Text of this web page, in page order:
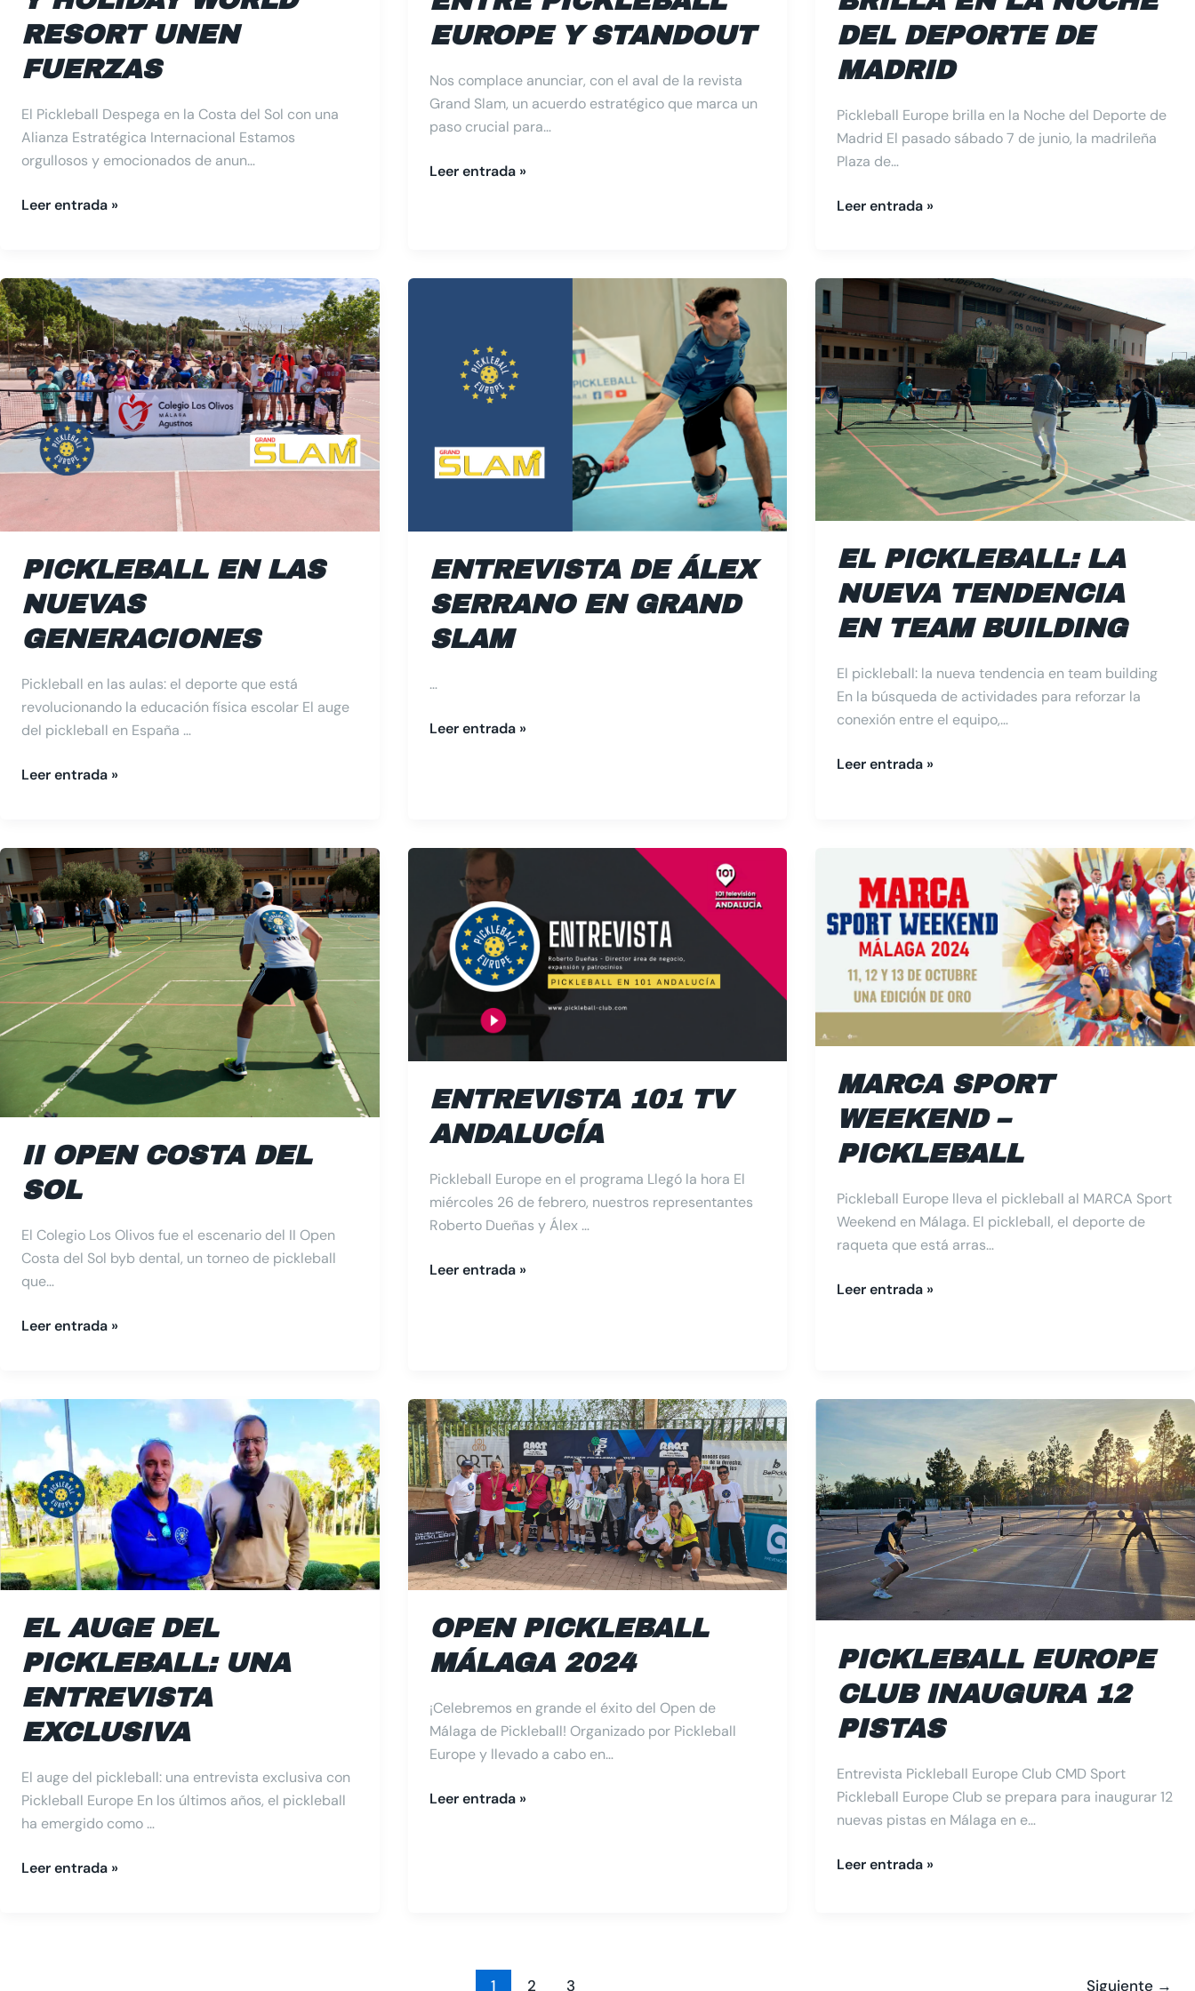
RESORT UNEN
FUERZAS
El Pickleball Despega en la Costa del Sol con una
Alianza Estratégica Internacional Estamos
orgullosos y emocionados de anun…
Leer entrada »
EUROPE Y STANDOUT
Nos complace anunciar, con el aval de la revista
Grand Slam, un acuerdo estratégico que marca un
paso crucial para…
Leer entrada »
DEL DEPORTE DE
MADRID
Pickleball Europe brilla en la Noche del Deporte de
Madrid El pasado sábado 7 de junio, la madrileña
Plaza de…
Leer entrada »
PICKLEBALL EN LAS
NUEVAS
GENERACIONES
Pickleball en las aulas: el deporte que está
revolucionando la educación física escolar El auge
del pickleball en España …
Pickleball
en
las
nuevas
generaciones
Leer entrada »
ENTREVISTA DE ÁLEX
SERRANO EN GRAND
SLAM
…
Serrano
Leer entrada »
EL PICKLEBALL: LA
NUEVA TENDENCIA
EN TEAM BUILDING
El pickleball: la nueva tendencia en team building
En la búsqueda de actividades para reforzar la
conexión entre el equipo,…
Pickleball:
La
Nueva
Tendencia
en
Team
Building
Leer entrada »
II OPEN COSTA DEL
SOL
El Colegio Los Olivos fue el escenario del II Open
Costa del Sol byb dental, un torneo de pickleball
que…
II
Open
Costa
del
Sol
Leer entrada »
ENTREVISTA 101 TV
ANDALUCÍA
Pickleball Europe en el programa Llegó la hora El
miércoles 26 de febrero, nuestros representantes
Roberto Dueñas y Álex …
Entrevista
Andalucía
Leer entrada »
MARCA SPORT
WEEKEND –
PICKLEBALL
Pickleball Europe lleva el pickleball al MARCA Sport
Weekend en Málaga. El pickleball, el deporte de
raqueta que está arras…
Sport
Weekend
–
Pickleball
Leer entrada »
EL AUGE DEL
PICKLEBALL: UNA
ENTREVISTA
EXCLUSIVA
El auge del pickleball: una entrevista exclusiva con
Pickleball Europe En los últimos años, el pickleball
ha emergido como …
El
auge
del
pickleball:
una
entrevista
exclusiva
Leer entrada »
OPEN PICKLEBALL
MÁLAGA 2024
¡Celebremos en grande el éxito del Open de
Málaga de Pickleball! Organizado por Pickleball
Europe y llevado a cabo en…
Open
Pickleball
Málaga
2024
Leer entrada »
PICKLEBALL EUROPE
CLUB INAUGURA 12
PISTAS
Entrevista Pickleball Europe Club CMD Sport
Pickleball Europe Club se prepara para inaugurar 12
nuevas pistas en Málaga en e…
inaugura
12
pistas
Leer entrada »
1 2 3 Siguiente →